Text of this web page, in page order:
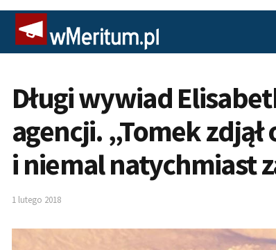
Długi wywiad
agencji. „Tomek
i niemal natychmiast
1 lutego 2018